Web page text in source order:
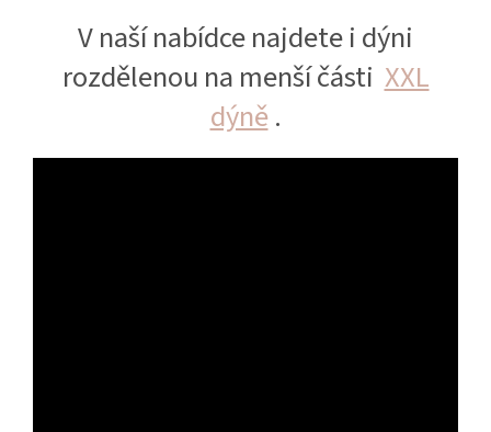
V naší nabídce najdete i dýni
rozdělenou na menší částiXXL
dýně.